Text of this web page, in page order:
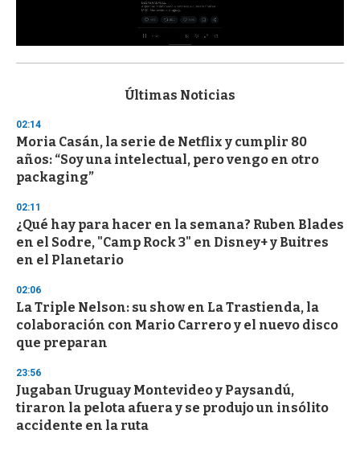
s
d
s
o
f
3
s
c
o
n
Últimas Noticias
02:14
Moria Casán, la serie de Netflix y cumplir 80
años: “Soy una intelectual, pero vengo en otro
packaging”
02:11
¿Qué hay para hacer en la semana? Ruben Blades
en el Sodre, "Camp Rock 3" en Disney+ y Buitres
en el Planetario
02:06
La Triple Nelson: su show en La Trastienda, la
colaboración con Mario Carrero y el nuevo disco
que preparan
23:56
Jugaban Uruguay Montevideo y Paysandú,
tiraron la pelota afuera y se produjo un insólito
accidente en la ruta